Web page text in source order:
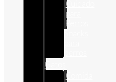
Cuidado
para
Perros
Gatos
Comida